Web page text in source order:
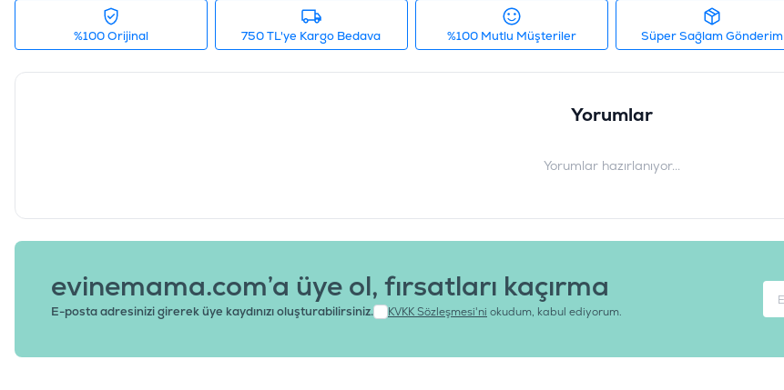
%100 Orijinal 750 TL'ye Kargo Bedava %100 Mutlu Müşteriler Süper Sağlam Gönderim
Yorumlar
Yorumlar hazırlanıyor...
evinemama.com’a üye ol, fırsatları kaçırma
E-posta adresinizi girerek üye kaydınızı oluşturabilirsiniz. KVKK Sözleşmesi'ni okudum, kabul ediyorum.